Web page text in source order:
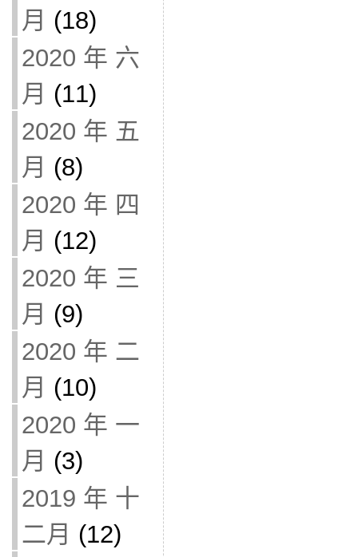
月 (18)
2020 年 六
月 (11)
2020 年 五
月 (8)
2020 年 四
月 (12)
2020 年 三
月 (9)
2020 年 二
月 (10)
2020 年 一
月 (3)
2019 年 十
二月 (12)